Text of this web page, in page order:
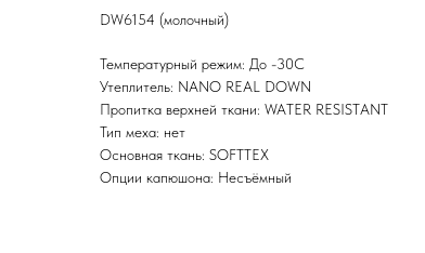
DW6154 (молочный)
Температурный режим: До -30С
Утеплитель: NANO REAL DOWN
Пропитка верхней ткани: WATER RESISTANT
Тип меха: нет
Основная ткань: SOFTTEX
Опции капюшона: Несъёмный